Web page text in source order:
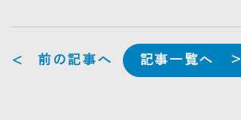
< 前の記事へ 記事一覧へ ＞